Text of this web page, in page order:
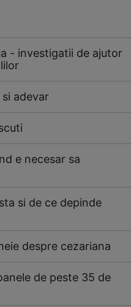
- investigatii de ajutor
adevar
e necesar sa
si de ce depinde
despre cezariana
de peste 35 de